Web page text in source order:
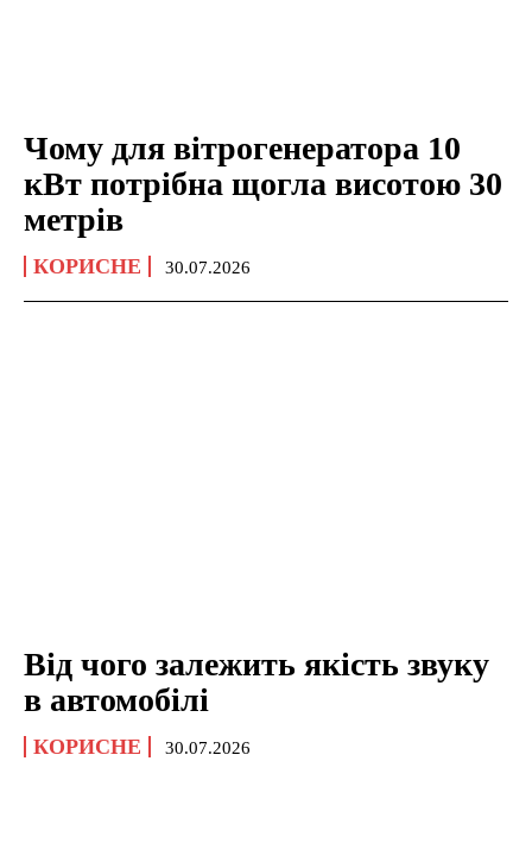
Чому для вітрогенератора 10
кВт потрібна щогла висотою 30
метрів
КОРИСНЕ 30.07.2026
Від чого залежить якість звуку
в автомобілі
КОРИСНЕ 30.07.2026